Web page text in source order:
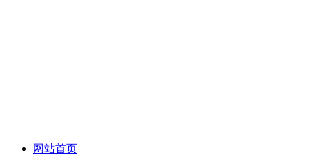
网站首页